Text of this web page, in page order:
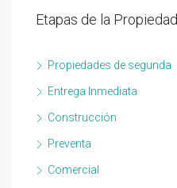
Etapas de la Propiedad
Propiedades de segunda
Entrega Inmediata
Construcción
Preventa
Comercial